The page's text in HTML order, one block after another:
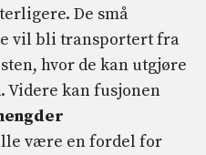
De små
vil bli transportert fra
hvor de kan utgjøre
. Videre kan fusjonen
være en fordel for